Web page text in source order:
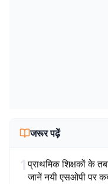
जरूर पढ़ें
1प्राथमिक शिक्षकों के
जानें नयी एसओपी पर